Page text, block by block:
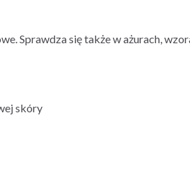
Sprawdza się także w ażurach,
skóry